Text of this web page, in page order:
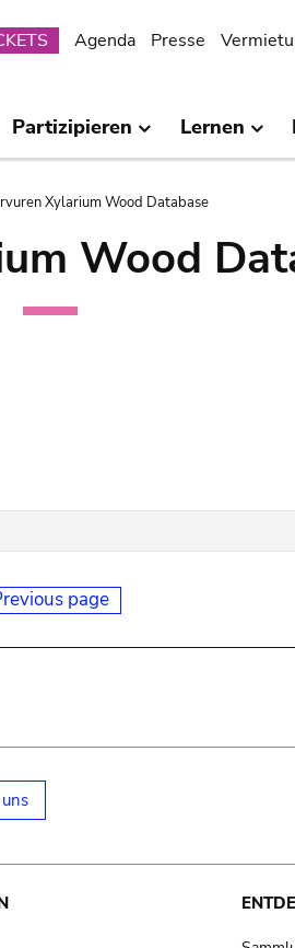
Agenda Presse
Partizipieren Lernen
Xylarium Wood Database
Wood
page